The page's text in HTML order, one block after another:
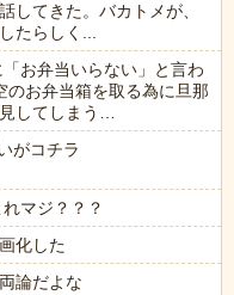
してきた。バカトメが、
たらしく...
お弁当いらない」と言わ
お弁当箱を取る為に旦那
してしまう…
がコチラ
マジ？？？
化した
論だよな